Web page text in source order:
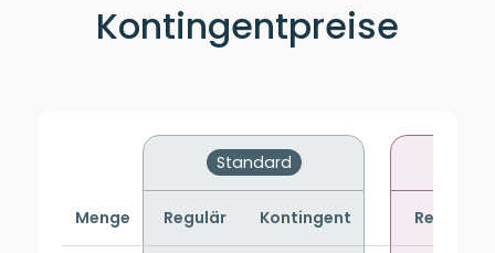
Kontingentpreise
Standard
Menge Regulär Kontingent Regulär